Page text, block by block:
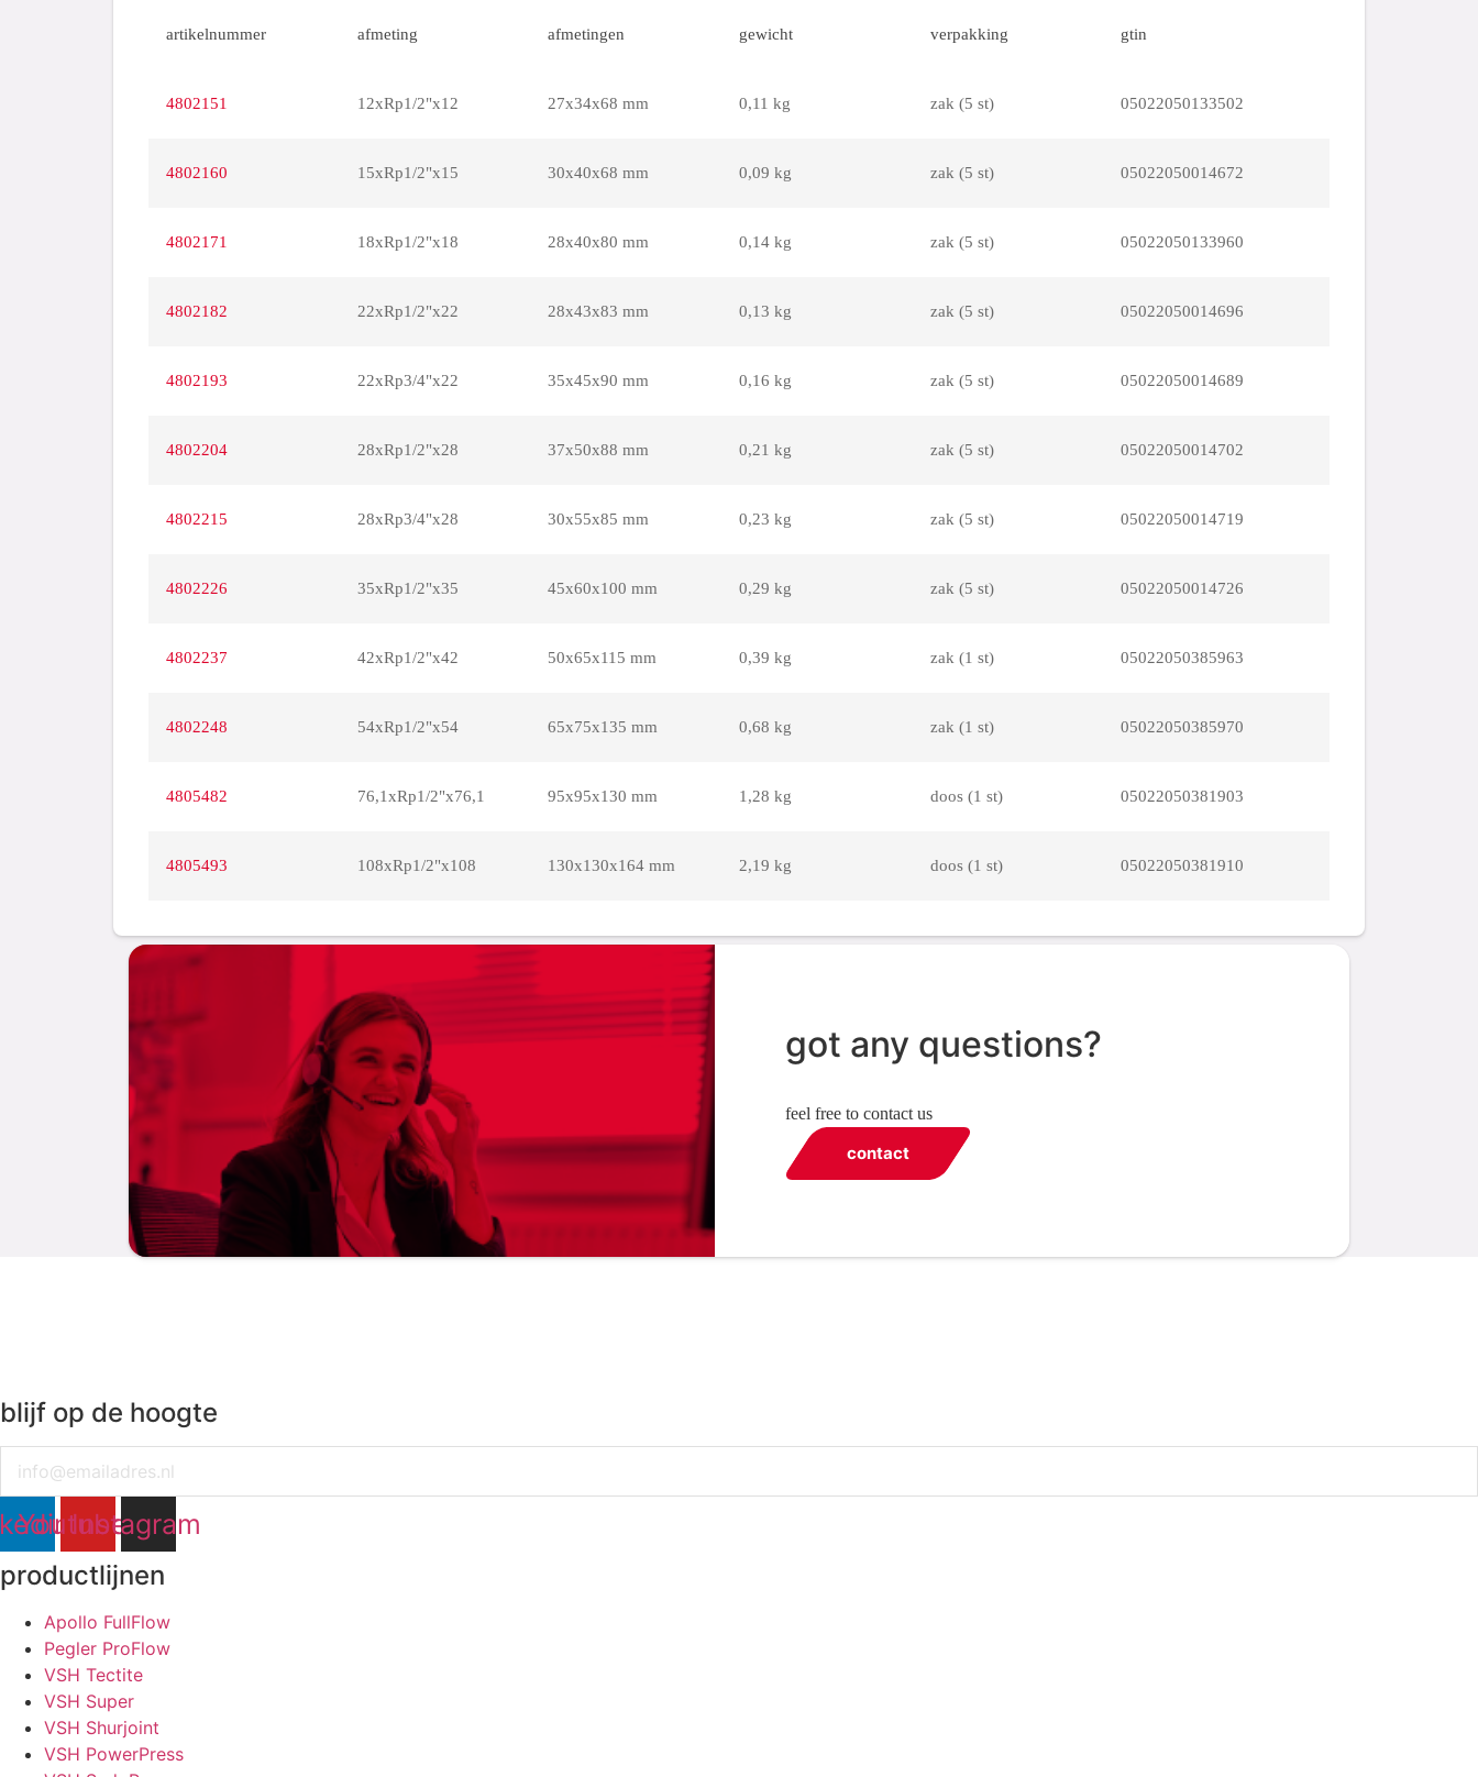
artikelnummer afmeting afmetingen gewicht verpakking gtin
4802151 12xRp1/2"x12 27x34x68 mm 0,11 kg zak (5 st) 05022050133502
4802160 15xRp1/2"x15 30x40x68 mm 0,09 kg zak (5 st) 05022050014672
4802171 18xRp1/2"x18 28x40x80 mm 0,14 kg zak (5 st) 05022050133960
4802182 22xRp1/2"x22 28x43x83 mm 0,13 kg zak (5 st) 05022050014696
4802193 22xRp3/4"x22 35x45x90 mm 0,16 kg zak (5 st) 05022050014689
4802204 28xRp1/2"x28 37x50x88 mm 0,21 kg zak (5 st) 05022050014702
4802215 28xRp3/4"x28 30x55x85 mm 0,23 kg zak (5 st) 05022050014719
4802226 35xRp1/2"x35 45x60x100 mm 0,29 kg zak (5 st) 05022050014726
4802237 42xRp1/2"x42 50x65x115 mm 0,39 kg zak (1 st) 05022050385963
4802248 54xRp1/2"x54 65x75x135 mm 0,68 kg zak (1 st) 05022050385970
4805482 76,1xRp1/2"x76,1 95x95x130 mm 1,28 kg doos (1 st) 05022050381903
4805493 108xRp1/2"x108 130x130x164 mm 2,19 kg doos (1 st) 05022050381910
got any questions?
feel free to contact us
contact
blijf op de hoogte
YoutubeInstagram
productlijnen
Apollo FullFlow
Pegler ProFlow
VSH Tectite
VSH Super
VSH Shurjoint
VSH PowerPress